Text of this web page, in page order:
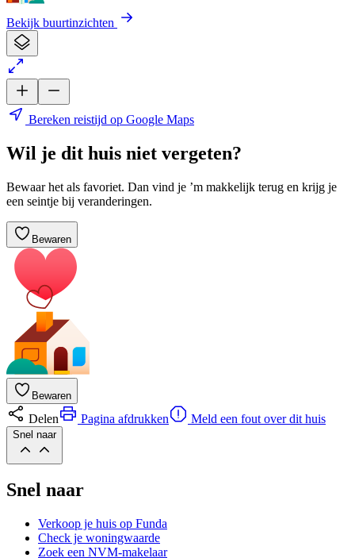
Bekijk buurtinzichten
Bereken reistijd op Google Maps
Wil je dit huis niet vergeten?
Bewaar het als favoriet. Dan vind je ’m makkelijk terug en krijg je
een seintje bij veranderingen.
Bewaren
Bewaren
Delen Pagina afdrukken Meld een fout over dit huis
Snel naar
Snel naar
Verkoop je huis op Funda
Check je woningwaarde
Zoek een NVM-makelaar